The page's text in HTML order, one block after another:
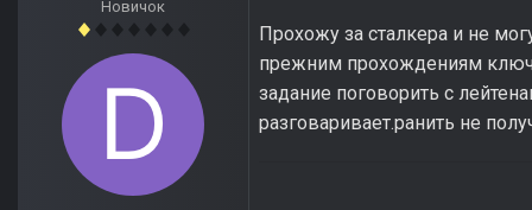
Новичок
Прохожу за сталкера и не
прежним прохождениям
задание поговорить с
разговаривает.ранить не